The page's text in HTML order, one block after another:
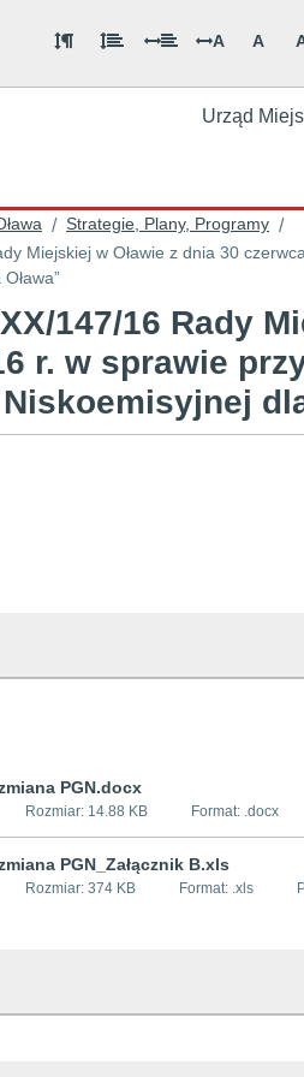
A A
Urząd
/ Strategie, Plany, Programy /
Miejskiej w Oławie z dnia 30
147/16 Rady
r. w sprawie
PGN.docx
Rozmiar: 14.88 KB Format: .docx
PGN_Załącznik B.xls
Rozmiar: 374 KB Format: .xls